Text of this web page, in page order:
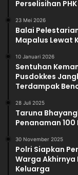
Perselisihan
23 Mei 2026
Balai
Mapalus Lewat
10 Januari 2026
Sentuhan
Pusdokkes
Terdampak
28 Juli 2025
Taruna
Penanaman
30 November 2025
Polri Siapkan
Warga Akhirnya
Keluarga